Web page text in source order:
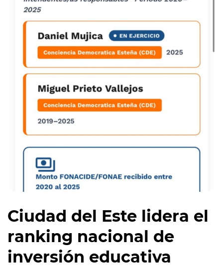
Ciudad del Este lidera el
ranking nacional de
inversión educativa